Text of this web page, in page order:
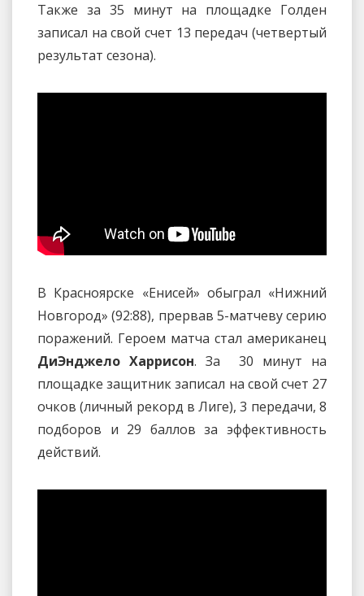
Также за 35 минут на площадке Голден
записал на свой счет 13 передач (четвертый
результат сезона).
В Красноярске «Енисей» обыграл «Нижний
Новгород» (92:88), прервав 5-матчеву серию
поражений. Героем матча стал американец
ДиЭнджело Харрисон. За 30 минут на
площадке защитник записал на свой счет 27
очков (личный рекорд в Лиге), 3 передачи, 8
подборов и 29 баллов за эффективность
действий.